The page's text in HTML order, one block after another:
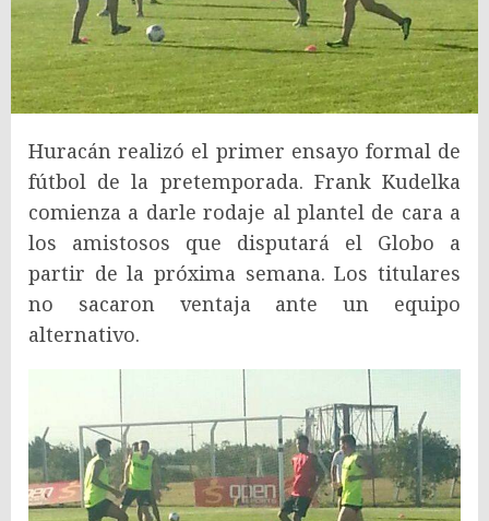
Huracán realizó el primer ensayo formal de
fútbol de la pretemporada. Frank Kudelka
comienza a darle rodaje al plantel de cara a
los amistosos que disputará el Globo a
partir de la próxima semana. Los titulares
no sacaron ventaja ante un equipo
alternativo.